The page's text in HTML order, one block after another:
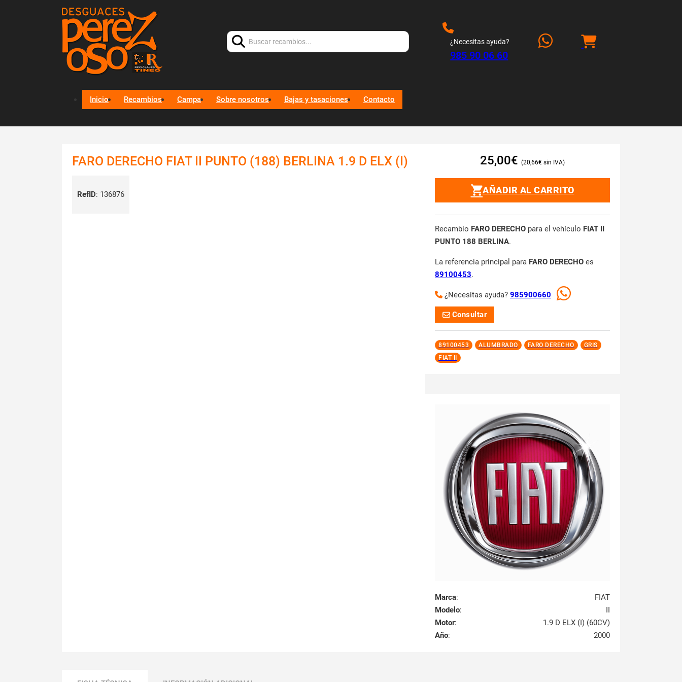
Buscar:
¿Necesitas ayuda?
985 90 06 60
Inicio Recambios Campa Sobre nosotros Bajas y tasaciones Contacto
FARO DERECHO FIAT II PUNTO (188) BERLINA 1.9 D ELX (I)
RefID: 136876
25,00€ 20,66€
AÑADIR AL CARRITO
Recambio FARO DERECHO para el vehículo FIAT II
PUNTO 188 BERLINA.
La referencia principal para FARO DERECHO es
89100453.
¿Necesitas ayuda? 985900660
Consultar
89100453 ALUMBRADO FARO DERECHO
GRIS
FIAT II
Marca:
FIAT
Modelo:
II
Motor:
1.9 D ELX (I) (60CV)
Año: 2000